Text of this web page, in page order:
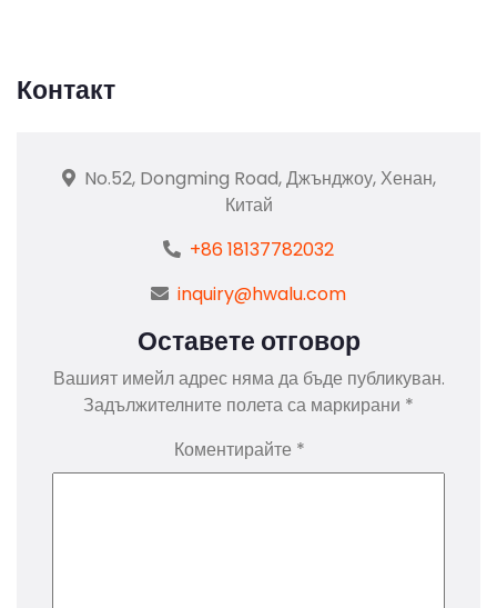
Контакт
No.52, Dongming Road, Джънджоу, Хенан,
Китай
+86 18137782032
inquiry@hwalu.com
Оставете отговор
Вашият имейл адрес няма да бъде публикуван.
Задължителните полета са маркирани *
Коментирайте *